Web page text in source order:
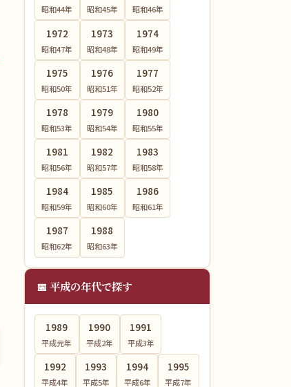
昭和44年 昭和45年 昭和46年
1972
昭和47年
1973
昭和48年
1974
昭和49年
1975
昭和50年
1976
昭和51年
1977
昭和52年
1978
昭和53年
1979
昭和54年
1980
昭和55年
1981
昭和56年
1982
昭和57年
1983
昭和58年
1984
昭和59年
1985
昭和60年
1986
昭和61年
1987
昭和62年
1988
昭和63年
📅 平成の年代で探す
1989
平成元年
1990
平成2年
1991
平成3年
1992
平成4年
1993
平成5年
1994
平成6年
1995
平成7年